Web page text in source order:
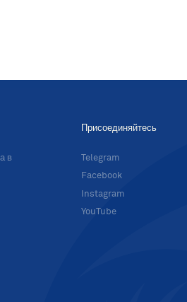
в
Присоединяйтесь
Telegram
Facebook
Instagram
YouTube